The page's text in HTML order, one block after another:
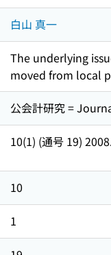
白山 真一
The underlying
moved from local
公会計研究 =
10(1) (通号 19)
10
1